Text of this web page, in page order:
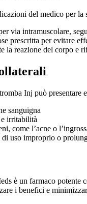
del medico per
via intramuscolare,
prescritta per evitare
la reazione del corpo e
Inj può
sanguigna
irritabilità
come l’acne o
uso improprio o
è un farmaco potente
i benefici e